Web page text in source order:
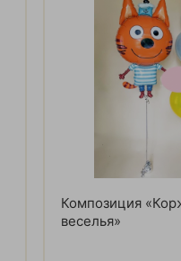
Композиция
веселья»